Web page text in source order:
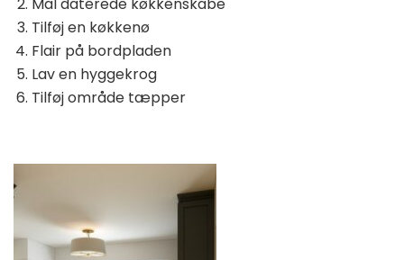
Mal daterede køkkenskabe
Tilføj en køkkenø
Flair på bordpladen
Lav en hyggekrog
Tilføj område tæpper